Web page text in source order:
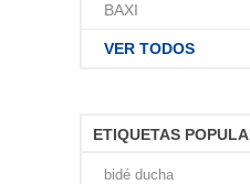
BAXI
VER TODOS
ETIQUETAS
bidé ducha